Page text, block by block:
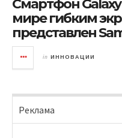
Смартфон
мире гибким
представлен
in ИННОВАЦИИ
Реклама